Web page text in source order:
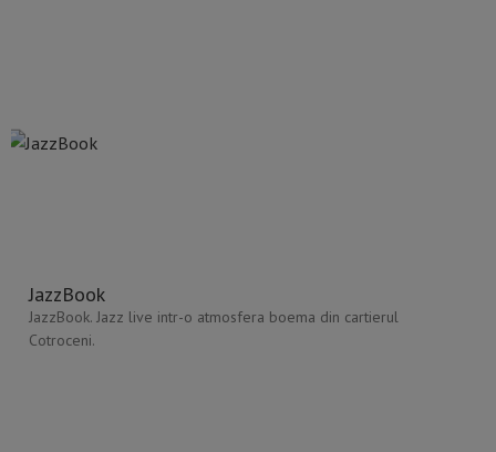
JazzBook
JazzBook. Jazz live intr-o atmosfera boema din cartierul
Cotroceni.